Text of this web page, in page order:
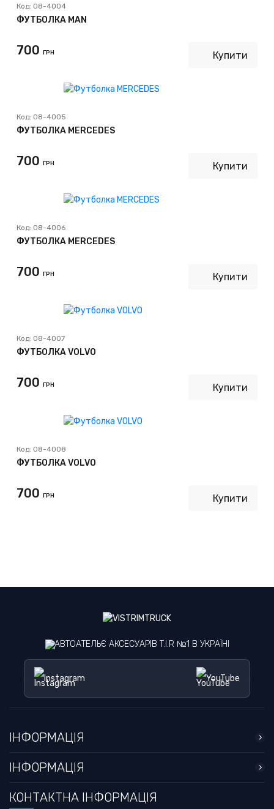
Код: 08-4004
ФУТБОЛКА MAN
700 ГРН Купити
Код: 08-4005
ФУТБОЛКА MERCEDES
700 ГРН Купити
Код: 08-4006
ФУТБОЛКА MERCEDES
700 ГРН Купити
Код: 08-4007
ФУТБОЛКА VOLVO
700 ГРН Купити
Код: 08-4008
ФУТБОЛКА VOLVO
700 ГРН Купити
АВТОАТЕЛЬЄ АКСЕСУАРІВ T.I.R №1 В УКРАЇНІ
Instagram YouTube
ІНФОРМАЦІЯ
ІНФОРМАЦІЯ
КОНТАКТНА ІНФОРМАЦІЯ